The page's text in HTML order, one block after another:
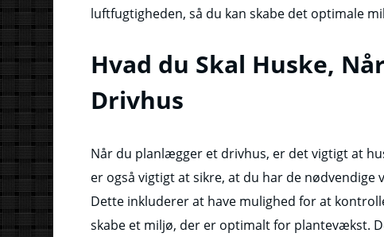
luftfugtigheden, så du kan skabe det optimale
Hvad du Skal Huske,
Drivhus
Når du planlægger et drivhus, er det vigtigt at
er også vigtigt at sikre, at du har de
Dette inkluderer at have mulighed for at
skabe et miljø, der er optimalt for plantevækst.